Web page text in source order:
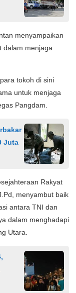
menyampaikan
dalam menjaga
tokoh di sini
untuk menjaga
Pangdam.
Juta
Rakyat
menyambut baik
antara TNI dan
dalam menghadapi
Utara.